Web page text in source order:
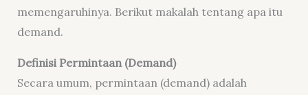
memengaruhinya. Berikut makalah tentang apa itu
demand.
Definisi Permintaan (Demand)
Secara umum, permintaan (demand) adalah